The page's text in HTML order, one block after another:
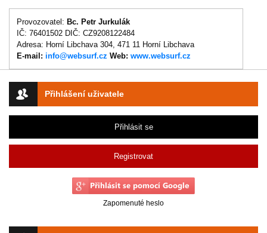
Přihlášení uživatele
Přihlásit se
Registrovat
Zapomenuté heslo
Provozovatel: Bc. Petr Jurkulák
IČ: 76401502 DIČ: CZ9208122484
Adresa: Horní Libchava 304, 471 11 Horní Libchava
E-mail: info@websurf.cz Web: www.websurf.cz